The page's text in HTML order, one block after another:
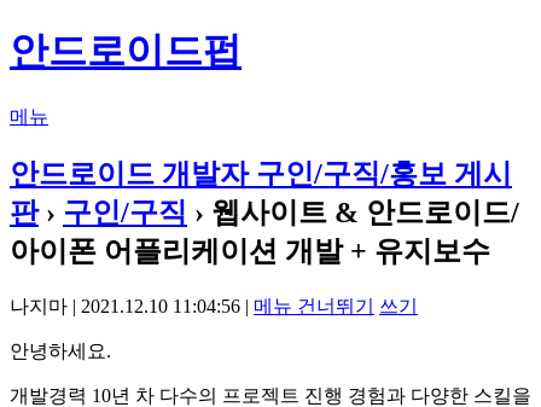
안드로이드펍
메뉴
안드로이드 개발자 구인/구직/홍보 게시
판› 구인/구직 › 웹사이트 & 안드로이드/
아이폰 어플리케이션 개발 + 유지보수
나지마 | 2021.12.10 11:04:56 | 메뉴 건너뛰기 쓰기
안녕하세요.
개발경력 10년 차 다수의 프로젝트 진행 경험과 다양한 스킬을